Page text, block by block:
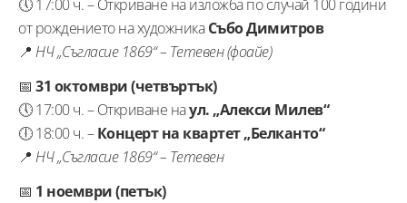
🕔 17:00 ч. – Откриване на изложба по случай 100 години
от рождението на художникаСъбо Димитров
📍 НЧ „Съгласие 1869“ – Тетевен (фоайе)
📅 31 октомври (четвъртък)
🕔 17:00 ч. – Откриване наул. „Алекси Милев“
🕕 18:00 ч. –Концерт на квартет „Белканто“
📍 НЧ „Съгласие 1869“ – Тетевен
📅 1 ноември (петък)